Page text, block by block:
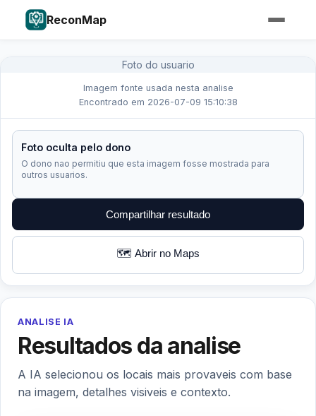
ReconMap
Foto do usuario
Imagem fonte usada nesta analise
Encontrado em 2026-07-09 15:10:38
Foto oculta pelo dono
O dono nao permitiu que esta imagem fosse mostrada para
outros usuarios.
Compartilhar resultado
🗺️ Abrir no Maps
ANALISE IA
Resultados da analise
A IA selecionou os locais mais provaveis com base
na imagem, detalhes visiveis e contexto.